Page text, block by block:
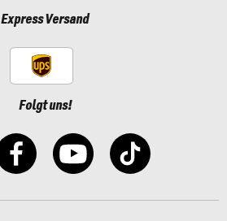
Express Versand
Folgt uns!